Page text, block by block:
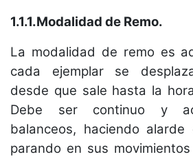
1.1.1.Modalidad de Remo.
La modalidad de remo es
cada ejemplar se
desde que sale hasta la
Debe ser continuo y
balanceos, haciendo
parando en sus